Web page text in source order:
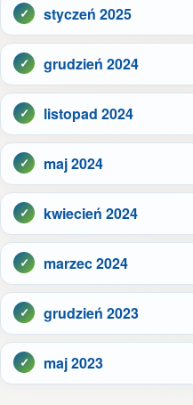
styczeń 2025
grudzień 2024
listopad 2024
maj 2024
kwiecień 2024
marzec 2024
grudzień 2023
maj 2023